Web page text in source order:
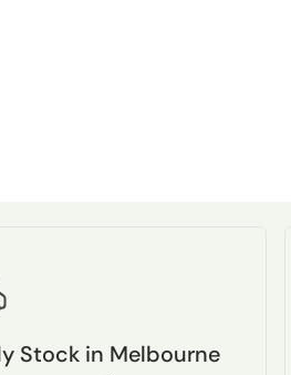
Stock in Melbourne